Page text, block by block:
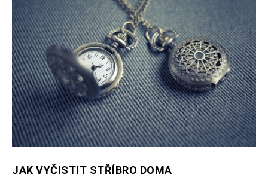
JAK VYČISTIT STŘÍBRO DOMA